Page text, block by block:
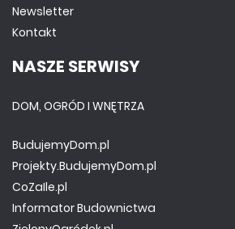
Newsletter
Kontakt
NASZE SERWISY
DOM, OGRÓD I WNĘTRZA
BudujemyDom.pl
Projekty.BudujemyDom.pl
CoZaIle.pl
Informator Budownictwa